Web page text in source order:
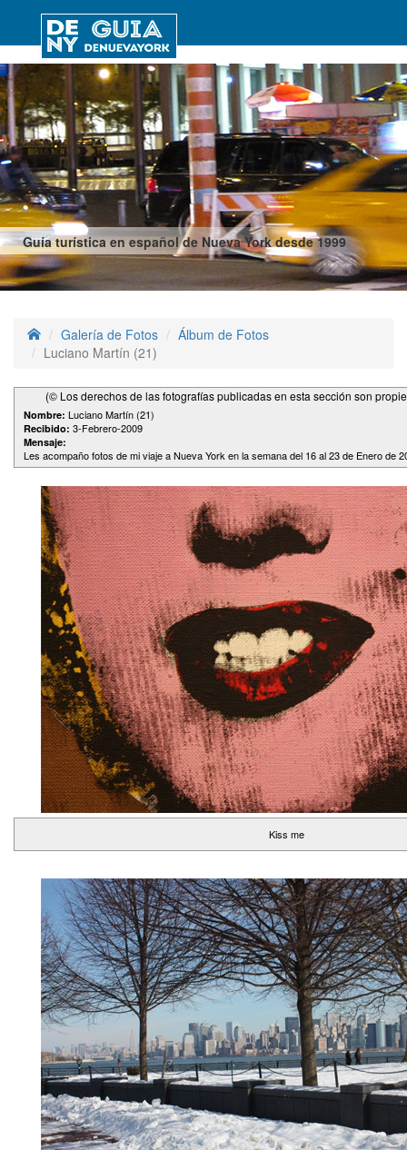
Guía turística en español de Nueva York desde 1999
Galería de Fotos
Álbum de Fotos
Luciano Martín (21)
(© Los derechos de las fotografías publicadas en esta sección son
Nombre: Luciano Martín (21)
Recibido: 3-Febrero-2009
Mensaje:
Les acompaño fotos de mi viaje a Nueva York en la semana del 16 al 23 de Enero de
Kiss me